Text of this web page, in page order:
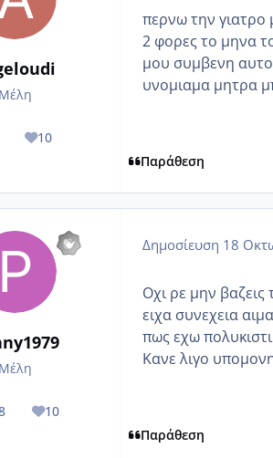
Μέλη
10
Reputation
περνω την γιατρο
2 φορες το μηνα
μου συμβενη
υνομιαμα μητρα
Παράθεση
Μέλη
10
Reputation
Δημοσίευση 18
Οχι ρε μην
ειχα συνεχεια
πως εχω
Κανε λιγο
Παράθεση